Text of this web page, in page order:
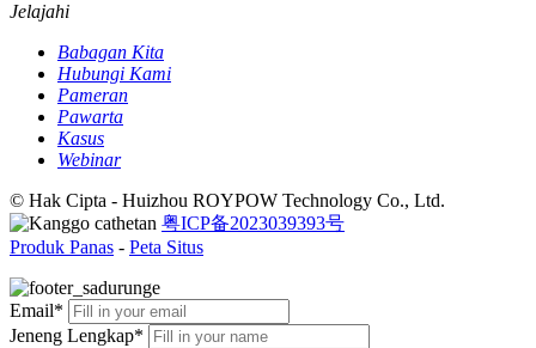
Jelajahi
Babagan Kita
Hubungi Kami
Pameran
Pawarta
Kasus
Webinar
© Hak Cipta - Huizhou ROYPOW Technology Co., Ltd.
粤ICP备2023039393号
Produk Panas - Peta Situs
Email*
Jeneng Lengkap*